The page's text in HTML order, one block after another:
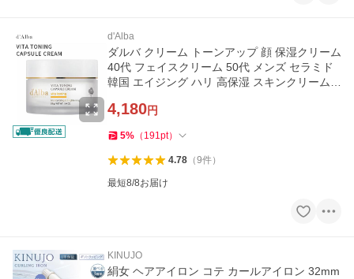
d'Alba
ダルバ クリーム トーンアップ 顔 保湿クリーム
40代 フェイスクリーム 50代 メンズ セラミド
韓国 エイジング ハリ 高保湿 スキンクリーム
4,180円
5% （ 191pt）
4.78（9件）
最短8/8お届け
KINUJO
絹女 ヘアアイロン コテ カールアイロン 32mm